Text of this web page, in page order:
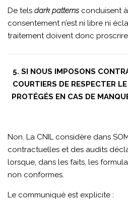
De tels dark patterns conduisent
consentement n’est ni libre ni
traitement doivent donc
5. SI NOUS IMPOSONS
COURTIERS DE RESPECTER
PROTÉGÉS EN CAS DE
Non. La CNIL considère dans
contractuelles et des audits
lorsque, dans les faits, les
non conformes.
Le communiqué est explicite :